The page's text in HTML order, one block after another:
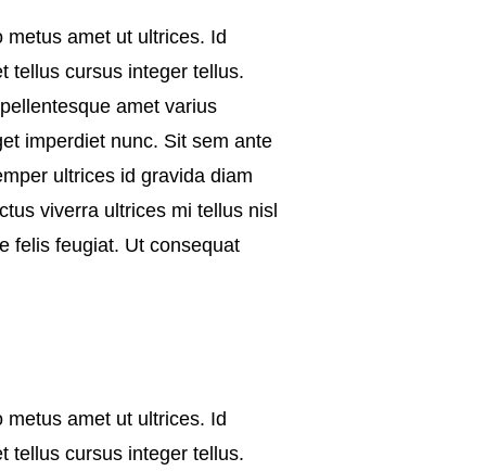
amet ut ultrices. Id
tellus cursus integer tellus.
amet varius
imperdiet nunc. Sit sem ante
ultrices id gravida diam
viverra ultrices mi tellus nisl
felis feugiat. Ut consequat
amet ut ultrices. Id
tellus cursus integer tellus.